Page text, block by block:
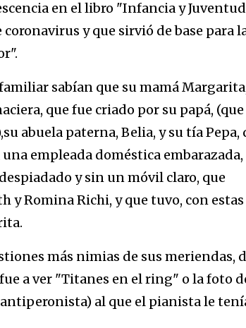
en el libro "Infancia y
y que sirvió de base para
sabían que su mamá
que fue criado por su papá, (que
abuela paterna, Belia, y su tía Pepa,
empleada doméstica embarazada,
y sin un móvil claro, que
y Romina Richi, y que tuvo, con estas
más nimias de sus meriendas,
a ver "Titanes en el ring" o la foto
al que el pianista le